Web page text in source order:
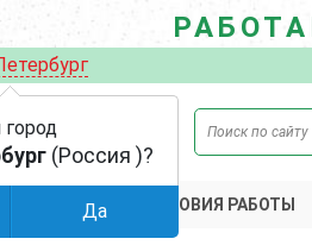
АКЦИИ УСЛОВИЯ РАБОТЫ
(Россия )?
Да